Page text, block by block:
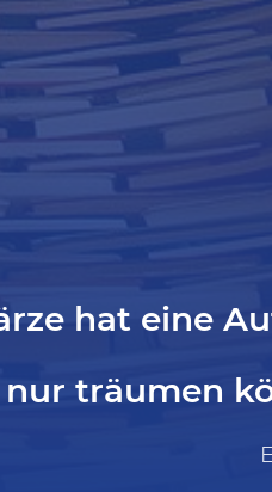
hat eine
träumen